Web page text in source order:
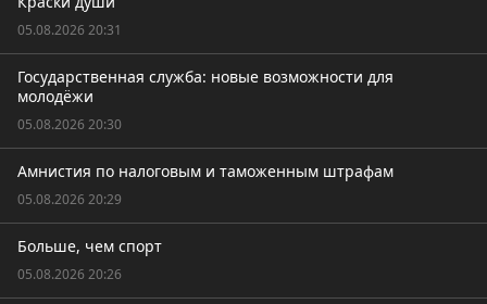
05.08.2026 20:31
Государственная служба: новые возможности для
молодёжи
05.08.2026 20:30
Амнистия по налоговым и таможенным штрафам
05.08.2026 20:29
Больше, чем спорт
05.08.2026 20:26